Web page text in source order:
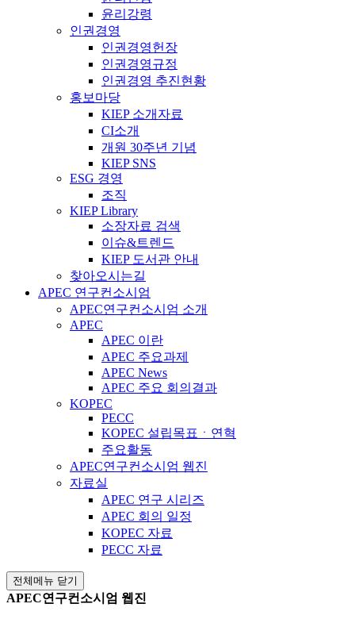
윤리강령
인권경영
인권경영헌장
인권경영규정
인권경영 추진현황
홍보마당
KIEP 소개자료
CI소개
개원 30주년 기념
KIEP SNS
ESG 경영
조직
KIEP Library
소장자료 검색
이슈&트렌드
KIEP 도서관 안내
찾아오시는길
APEC 연구컨소시엄
APEC연구컨소시엄 소개
APEC
APEC 이란
APEC 주요과제
APEC News
APEC 주요 회의결과
KOPEC
PECC
KOPEC 설립목표ㆍ연혁
주요활동
APEC연구컨소시엄 웹진
자료실
APEC 연구 시리즈
APEC 회의 일정
KOPEC 자료
PECC 자료
전체메뉴 닫기
APEC연구컨소시엄 웹진